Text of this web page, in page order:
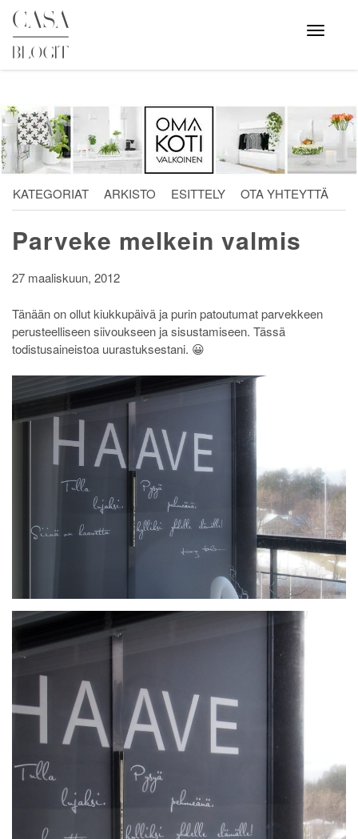
Skip
content
Avaa
valikko
KATEGORIAT ARKISTO ESITTELY OTA YHTEYTTÄ
Parveke melkein valmis
27 maaliskuun, 2012
Tänään on ollut kiukkupäivä ja purin patoutumat parvekkeen
perusteelliseen siivoukseen ja sisustamiseen. Tässä
todistusaineistoa uurastuksestani. 😀